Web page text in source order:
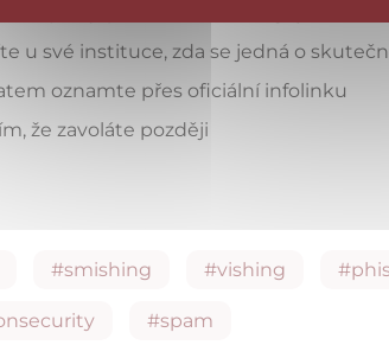
zprávy (většina firem funguje mezi
u své instituce, zda se jedná o
oznamte přes oficiální infolinku
že zavoláte později
#smishing #vishing
#spam